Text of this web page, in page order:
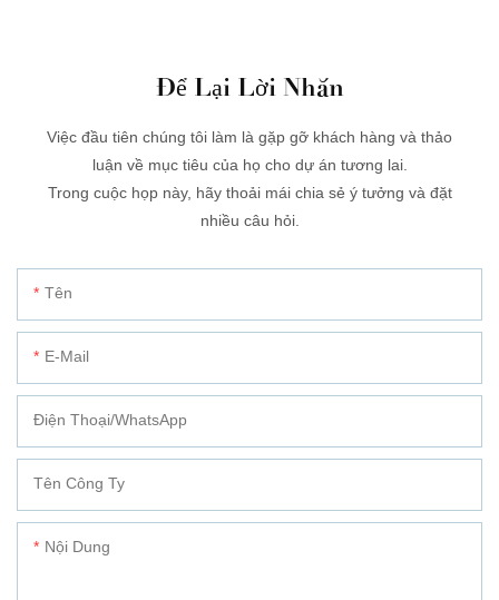
Để Lại Lời Nhắn
Việc đầu tiên chúng tôi làm là gặp gỡ khách hàng và thảo
luận về mục tiêu của họ cho dự án tương lai.
Trong cuộc họp này, hãy thoải mái chia sẻ ý tưởng và đặt
nhiều câu hỏi.
Tên
E-Mail
Điện Thoại/WhatsApp
Tên Công Ty
Nội Dung